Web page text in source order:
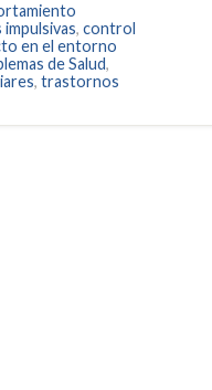
, control
en el entorno
de Salud,
, trastornos